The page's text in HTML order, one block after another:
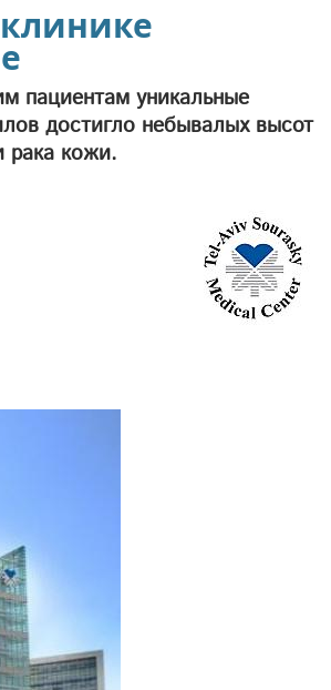
пациентам уникальные
достигло небывалых высот
рака кожи.